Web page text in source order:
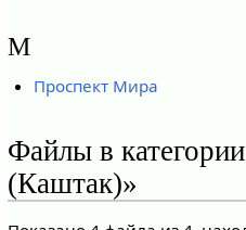
М
Проспект Мира
Файлы в
(Каштак)»